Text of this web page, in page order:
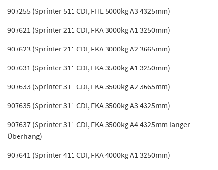
907255 (Sprinter 511 CDI, FHL 5000kg A3 4325mm)
907621 (Sprinter 211 CDI, FKA 3000kg A1 3250mm)
907623 (Sprinter 211 CDI, FKA 3000kg A2 3665mm)
907631 (Sprinter 311 CDI, FKA 3500kg A1 3250mm)
907633 (Sprinter 311 CDI, FKA 3500kg A2 3665mm)
907635 (Sprinter 311 CDI, FKA 3500kg A3 4325mm)
907637 (Sprinter 311 CDI, FKA 3500kg A4 4325mm langer
Überhang)
907641 (Sprinter 411 CDI, FKA 4000kg A1 3250mm)